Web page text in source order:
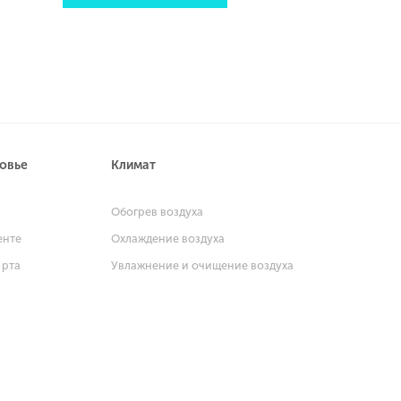
Климат
Обогрев воздуха
Охлаждение воздуха
Увлажнение и очищение воздуха